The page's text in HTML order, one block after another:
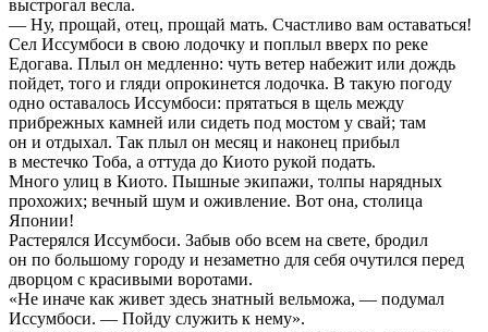
выстрогал весла.
— Ну, прощай, отец, прощай мать. Счастливо вам оставаться!
Сел Иссумбоси в свою лодочку и поплыл вверх по реке
Едогава. Плыл он медленно: чуть ветер набежит или дождь
пойдет, того и гляди опрокинется лодочка. В такую погоду
одно оставалось Иссумбоси: прятаться в щель между
прибрежных камней или сидеть под мостом у свай; там
он и отдыхал. Так плыл он месяц и наконец прибыл
в местечко Тоба, а оттуда до Киото рукой подать.
Много улиц в Киото. Пышные экипажи, толпы нарядных
прохожих; вечный шум и оживление. Вот она, столица
Японии!
Растерялся Иссумбоси. Забыв обо всем на свете, бродил
он по большому городу и незаметно для себя очутился перед
дворцом с красивыми воротами.
«Не иначе как живет здесь знатный вельможа, — подумал
Иссумбоси. — Пойду служить к нему».